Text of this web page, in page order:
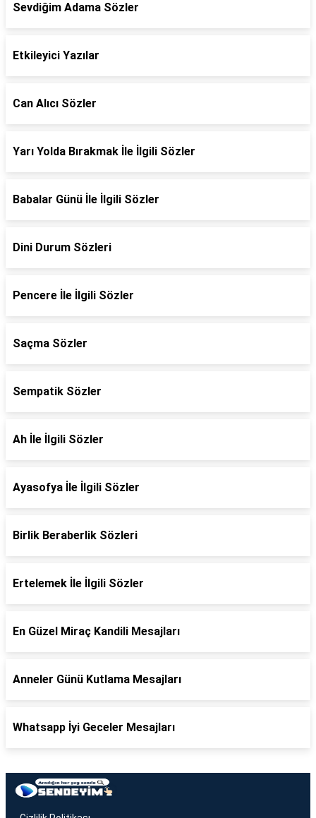
Sevdiğim Adama Sözler
Etkileyici Yazılar
Can Alıcı Sözler
Yarı Yolda Bırakmak İle İlgili Sözler
Babalar Günü İle İlgili Sözler
Dini Durum Sözleri
Pencere İle İlgili Sözler
Saçma Sözler
Sempatik Sözler
Ah İle İlgili Sözler
Ayasofya İle İlgili Sözler
Birlik Beraberlik Sözleri
Ertelemek İle İlgili Sözler
En Güzel Miraç Kandili Mesajları
Anneler Günü Kutlama Mesajları
Whatsapp İyi Geceler Mesajları